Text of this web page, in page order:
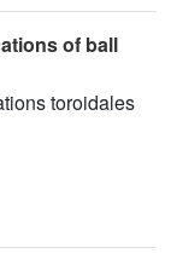
of ball
toroidales